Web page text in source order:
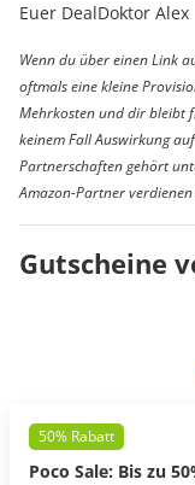
Euer DealDoktor Alex
Wenn du über einen Link
oftmals eine kleine
Mehrkosten und dir bleibt
keinem Fall Auswirkung
Partnerschaften gehört
Amazon-Partner
Gutscheine
50% Rabatt
Poco Sale: Bis zu